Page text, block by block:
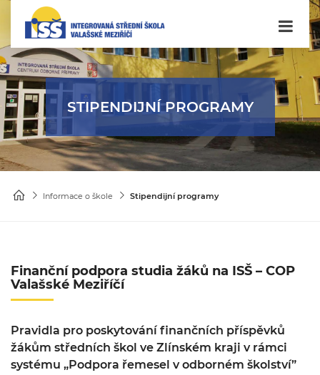
STIPENDIJNÍ PROGRAMY
Informace o škole Stipendijní programy
Finanční podpora studia žáků na ISŠ – COP
Valašské Meziříčí
Pravidla pro poskytování finančních příspěvků
žákům středních škol ve Zlínském kraji v rámci
systému „Podpora řemesel v odborném školství”